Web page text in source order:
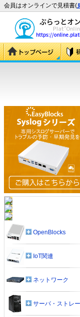
会員はオンラインで見積書(
OpenBlocks
IoT関連
ネットワーク
サーバ・ストレ